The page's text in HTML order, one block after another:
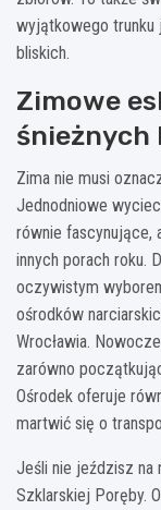
wyjątkowego trunku
bliskich.
Zimowe
śnieżnych
Zima nie musi
Jednodniowe
równie fascynujące,
innych porach roku.
oczywistym
ośrodków
Wrocławia.
zarówno
Ośrodek oferuje
martwić się o
Jeśli nie jeździsz na
Szklarskiej Poręby.